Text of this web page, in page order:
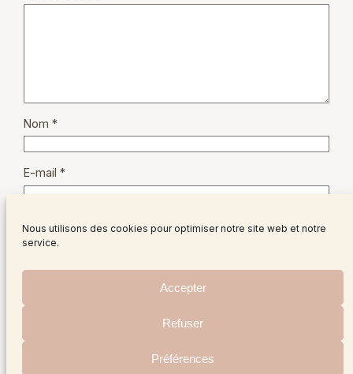
Nous utilisons des cookies pour optimiser notre site web et notre
service.
Accepter
Refuser
Préférences
Nom*
E-mail*
Site web